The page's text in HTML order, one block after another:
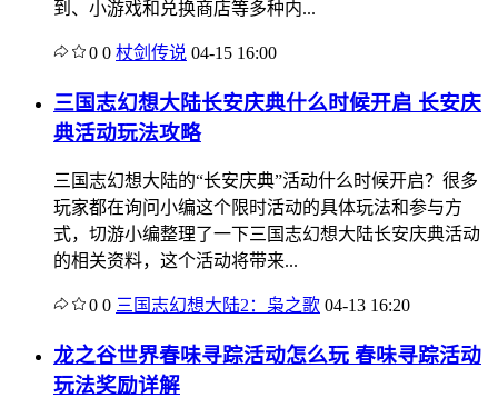
到、小游戏和兑换商店等多种内...
0 0 杖剑传说 04-15 16:00
三国志幻想大陆长安庆典什么时候开启 长安庆
典活动玩法攻略
三国志幻想大陆的“长安庆典”活动什么时候开启？很多
玩家都在询问小编这个限时活动的具体玩法和参与方
式，切游小编整理了一下三国志幻想大陆长安庆典活动
的相关资料，这个活动将带来...
0 0 三国志幻想大陆2：枭之歌 04-13 16:20
龙之谷世界春味寻踪活动怎么玩 春味寻踪活动
玩法奖励详解